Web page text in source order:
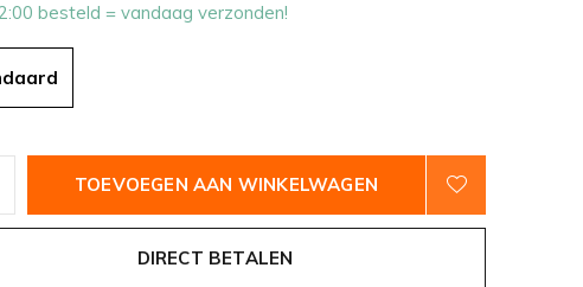
besteld = vandaag verzonden!
TOEVOEGEN AAN WINKELWAGEN
DIRECT BETALEN